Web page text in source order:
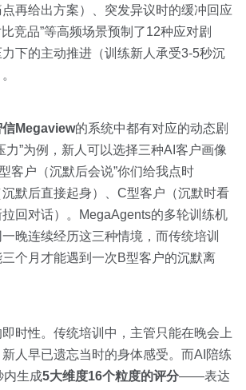
再给出方案）、突发异议时的缓冲回应
比竞品”等高频场景预制了12种应对剧
下的主动推进（训练新人承受3-5秒沉
信Megaview的系统中都有对应的动态剧
力”为例，新人可以选择三种AI客户画像
客户（沉默后会说”你们给我点时
沉默后直接起身）、C型客户（沉默时看
回对话）。MegaAgents的多轮训练机
晚连续经历这三种情境，而传统培训
个月才能遇到一次B型客户的沉默离
时性。传统培训中，主管只能在晚会上
人早已遗忘当时的身体感受。而AI陪练
内生成5大维度16个粒度的评分——表达